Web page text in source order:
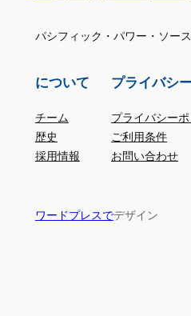
パシフィック・パワー・ソー
について
チーム
歴史
採用情報
プライバシ
プライバシー
ご利用条件
お問い合わせ
ワードプレスでデザイン